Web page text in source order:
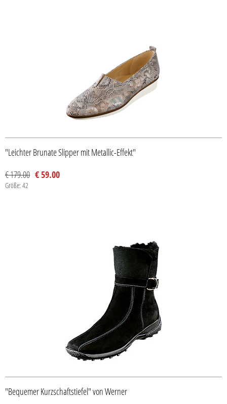
"Leichter Brunate Slipper mit Metallic-Effekt"
€ 179.00 € 59.00
Größe: 42
"Bequemer Kurzschaftstiefel" von Werner